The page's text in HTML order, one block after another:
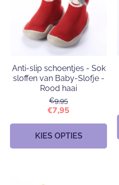
Anti-slip schoentjes - Sok
sloffen van Baby-Slofje -
Rood haai
€9,95
€7,95
KIES OPTIES